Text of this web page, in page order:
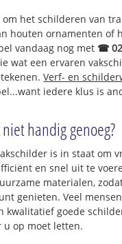
het schilderen van
houten ornamenten of
vandaag nog met ☎
wat een ervaren
Verf- en
iedere klus is
handig genoeg?
is in staat om
en snel uit te
materialen,
genieten. Veel
kwalitatief goede
u op moet letten.